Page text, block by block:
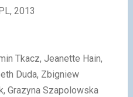
2013
Tkacz, Jeanette Hain,
Duda, Zbigniew
Grazyna Szapolowska